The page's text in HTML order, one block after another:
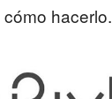
hacerlo.